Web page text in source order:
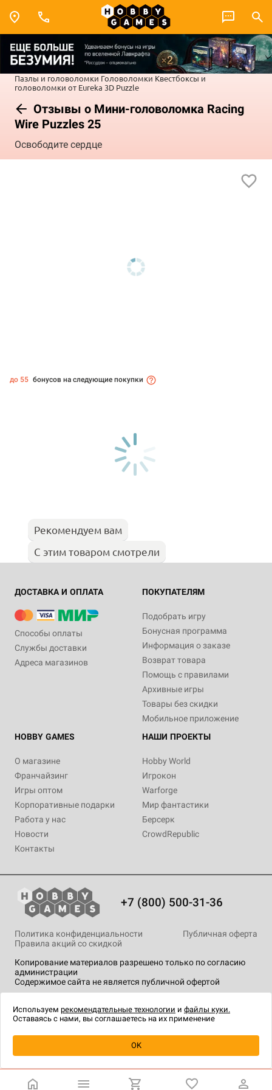
Пазлы и головоломки Головоломки Квестбоксы и
головоломки от Eureka 3D Puzzle
Отзывы о Мини-головоломка Racing
Wire Puzzles 25
Освободите сердце
Купить
до 55 бонусов на следующие покупки
Рекомендуем вам
С этим товаром смотрели
ДОСТАВКА И ОПЛАТА
Способы оплаты
Службы доставки
Адреса магазинов
ПОКУПАТЕЛЯМ
Подобрать игру
Бонусная программа
Информация о заказе
Возврат товара
Помощь с правилами
Архивные игры
Товары без скидки
Мобильное приложение
HOBBY GAMES
О магазине
Франчайзинг
Игры оптом
Корпоративные подарки
Работа у нас
Новости
Контакты
НАШИ ПРОЕКТЫ
Hobby World
Игрокон
Warforge
Мир фантастики
Берсерк
CrowdRepublic
+7 (800) 500-31-36
Копирование материалов разрешено только по согласию
администрации
Содержимое сайта не является публичной офертой
Политика конфиденциальности
Публичная оферта
Правила акций со скидкой
технологии.
Используем рекомендательные технологии и файлы куки.
Оставаясь с нами, вы соглашаетесь на их применение
OK